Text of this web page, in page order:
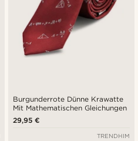
Burgunderrote Dünne Krawatte
Mit Mathematischen Gleichungen
29,95 €
TRENDHIM